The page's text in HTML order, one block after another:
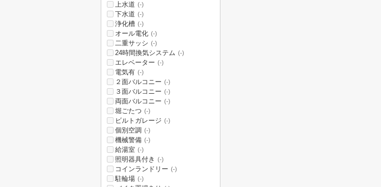
上水道 (-)
下水道 (-)
浄化槽 (-)
オール電化 (-)
二重サッシ (-)
24時間換気システム (-)
エレベーター (-)
電気有 (-)
２面バルコニー (-)
３面バルコニー (-)
両面バルコニー (-)
堀ごたつ (-)
ビルトガレージ (-)
個別空調 (-)
機械警備 (-)
給湯室 (-)
照明器具付き (-)
コインランドリー (-)
駐輪場 (-)